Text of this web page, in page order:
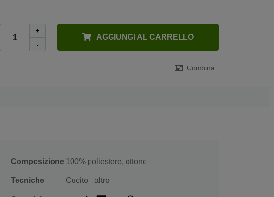
+
-
AGGIUNGI AL CARRELLO
Combina
Composizione 100% poliestere, ottone
Tecniche Cucito - altro